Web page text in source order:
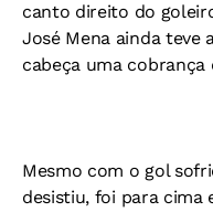
canto direito do
José Mena ainda teve
cabeça uma cobrança
Mesmo com o gol
desistiu, foi para cima